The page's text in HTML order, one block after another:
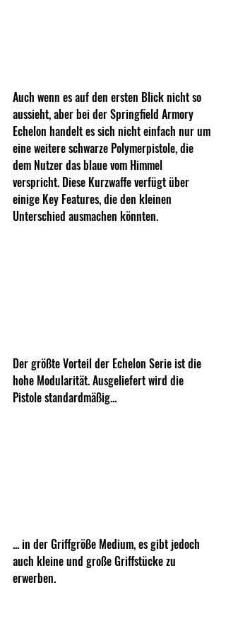
Auch wenn es auf den ersten Blick nicht so
aussieht, aber bei der Springfield Armory
Echelon handelt es sich nicht einfach nur um
eine weitere schwarze Polymerpistole, die
dem Nutzer das blaue vom Himmel
verspricht. Diese Kurzwaffe verfügt über
einige Key Features, die den kleinen
Unterschied ausmachen könnten.
Der größte Vorteil der Echelon Serie ist die
hohe Modularität. Ausgeliefert wird die
Pistole standardmäßig...
... in der Griffgröße Medium, es gibt jedoch
auch kleine und große Griffstücke zu
erwerben.